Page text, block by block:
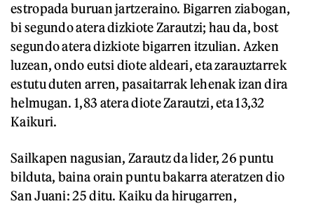
estropada buruan jartzeraino. Bigarren ziabogan,
bi segundo atera dizkiote Zarautzi; hau da, bost
segundo atera dizkiote bigarren itzulian. Azken
luzean, ondo eutsi diote aldeari, eta zarauztarrek
estutu duten arren, pasaitarrak lehenak izan dira
helmugan. 1,83 atera diote Zarautzi, eta 13,32
Kaikuri.
Sailkapen nagusian, Zarautz da lider, 26 puntu
bilduta, baina orain puntu bakarra ateratzen dio
San Juani: 25 ditu. Kaiku da hirugarren,